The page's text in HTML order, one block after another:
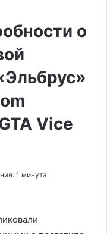
о
Vice
1 минута